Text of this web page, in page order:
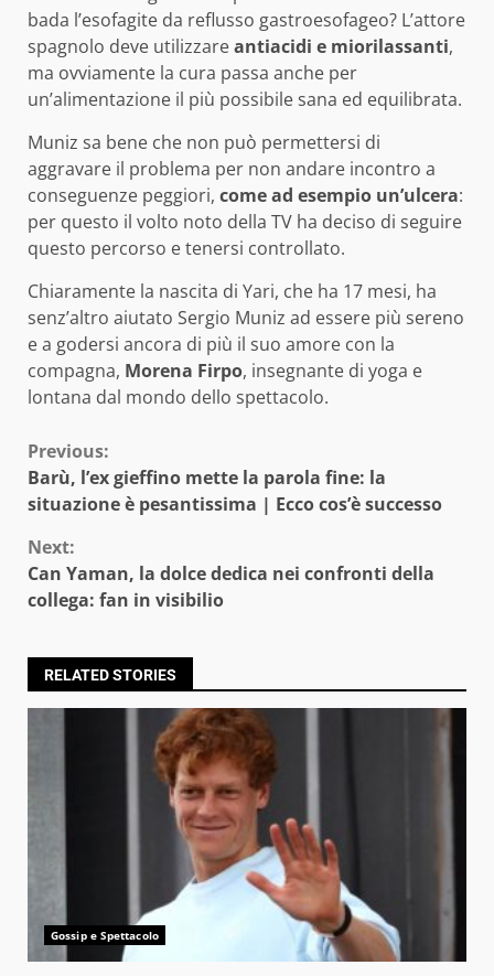
bada l’esofagite da reflusso gastroesofageo? L’attore
spagnolo deve utilizzareantiacidi e miorilassanti,
ma ovviamente la cura passa anche per
un’alimentazione il più possibile sana ed equilibrata.
Muniz sa bene che non può permettersi di
aggravare il problema per non andare incontro a
conseguenze peggiori, come ad esempio un’ulcera:
per questo il volto noto della TV ha deciso di seguire
questo percorso e tenersi controllato.
Chiaramente la nascita di Yari, che ha 17 mesi, ha
senz’altro aiutato Sergio Muniz ad essere più sereno
e a godersi ancora di più il suo amore con la
compagna, Morena Firpo, insegnante di yoga e
lontana dal mondo dello spettacolo.
Continue
Reading
Previous:
Barù, l’ex gieffino mette la parola fine: la
situazione è pesantissima | Ecco cos’è successo
Next:
Can Yaman, la dolce dedica nei confronti della
collega: fan in visibilio
RELATED STORIES
Gossip e Spettacolo